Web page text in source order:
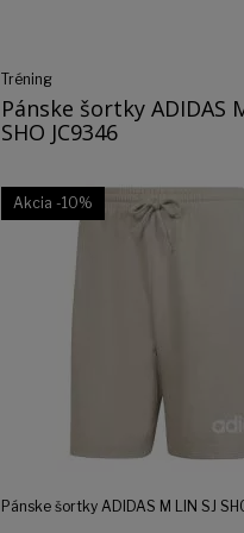
Tréning
Pánske šortky ADIDAS
SHO JC9346
Akcia -10%
Pánske šortky ADIDAS M LIN SJ